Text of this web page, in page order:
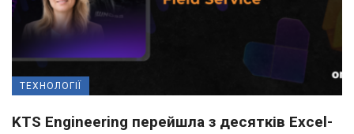
ТЕХНОЛОГІЇ
KTS Engineering перейшла з десятків Excel-